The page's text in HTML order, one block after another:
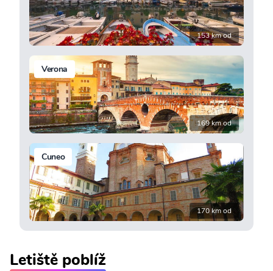
153 km od
Verona
169 km od
Cuneo
170 km od
Letiště poblíž